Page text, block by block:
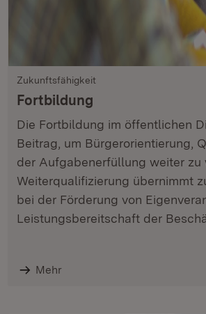
Zukunftsfähigkeit
Fortbildung
Die Fortbildung im öffentlichen
Beitrag, um Bürgerorientierung,
der Aufgabenerfüllung weiter zu
Weiterqualifizierung übernimmt
bei der Förderung von
Leistungsbereitschaft der
Mehr